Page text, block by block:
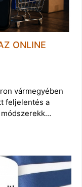
ONLINE
vármegyében
feljelentés a